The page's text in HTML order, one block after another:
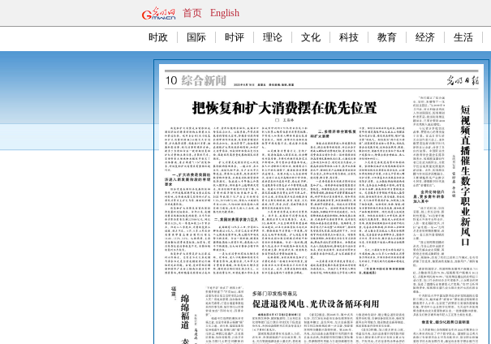
首页 English
时政 国际 时评 理论 文化 科技 教育 经济 生活